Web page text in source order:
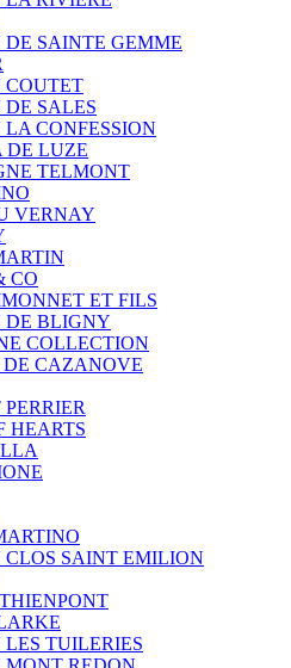
SAINTE GEMME
COUTET
SALES
CONFESSION
DE LUZE
TELMONT
VERNAY
CO
ET FILS
DE BLIGNY
COLLECTION
CAZANOVE
HEARTS
CLOS SAINT EMILION
TUILERIES